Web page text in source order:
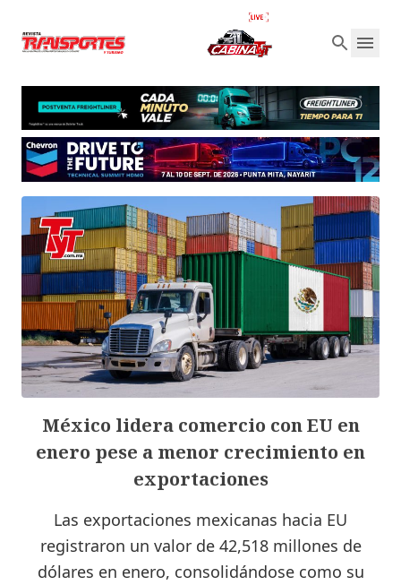
México lidera comercio con EU en
enero pese a menor crecimiento en
exportaciones
Las exportaciones mexicanas hacia EU
registraron un valor de 42,518 millones de
dólares en enero, consolidándose como su